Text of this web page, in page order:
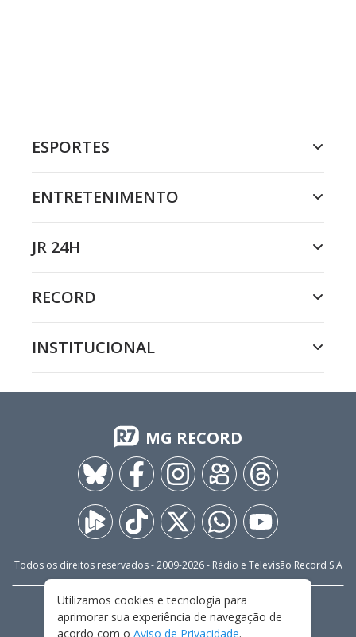
ESPORTES
ENTRETENIMENTO
JR 24H
RECORD
INSTITUCIONAL
MG RECORD
Todos os direitos reservados - 2009-2026- Rádio e Televisão Record S.A
FALE CONOSCO
PRIVACIDADE
TERMOS E CONDIÇÕES DE USO
Utilizamos cookies e tecnologia para
aprimorar sua experiência de navegação de
acordo com o Aviso de Privacidade.